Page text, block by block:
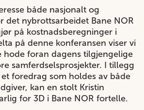
både nasjonalt og
det nybrottsarbeidet Bane NOR
på kostnadsberegninger i
på denne konferansen viser vi
hode foran dagens tilgjengelige
samferdselsprosjekter. I tillegg
foredrag som holdes av både
kan en stolt Kristin
for 3D i Bane NOR fortelle.